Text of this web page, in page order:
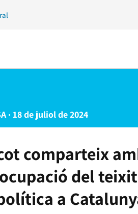
· 18 de juliol de 2024
comparteix
del
a